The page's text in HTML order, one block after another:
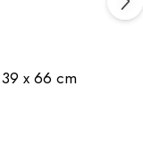
x 66 cm